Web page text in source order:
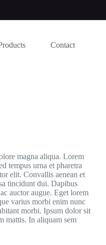
Contact
magna aliqua. Lorem
tempus urna et pharetra
elit. Convallis aenean et
tincidunt dui. Dapibus
auctor augue. Eget lorem
varius morbi enim nunc
morbi. Ipsum dolor sit
mattis. In aliquam sem